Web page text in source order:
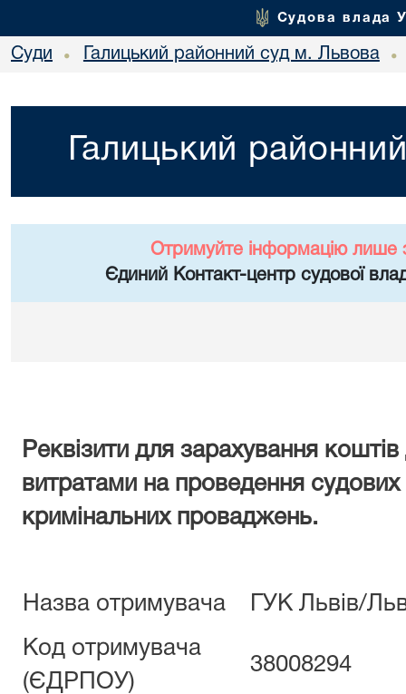
Судова влада
Суди • Галицький районний суд м. Львова •
Галицький
Отримуйте інформацію лише
Єдиний Контакт-центр судової
Реквізити для зарахування
витратами на проведення
кримінальних проваджень.
Назва отримувача ГУК Львiв/
Код отримувача
(ЄДРПОУ)
38008294